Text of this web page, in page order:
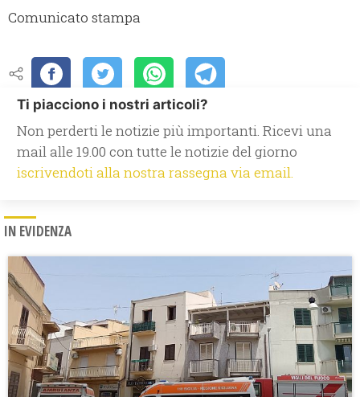
Comunicato stampa
Ti piacciono i nostri articoli?
Non perderti le notizie più importanti. Ricevi una
mail alle 19.00 con tutte le notizie del giorno
iscrivendoti alla nostra rassegna via email.
IN EVIDENZA